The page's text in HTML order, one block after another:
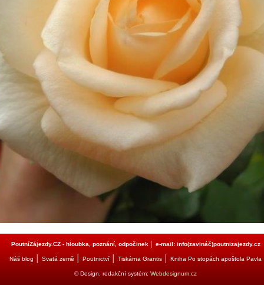
PoutníZájezdy.CZ - hloubka, poznání, odpočinek │ e-mail: info(zavináč)poutnizajezdy.cz
Náš blog Svatá země Poutnictví Tiskárna Grantis Kniha Po stopách apoštola Pavla
© Design, redakční systém: Webdesignum.cz